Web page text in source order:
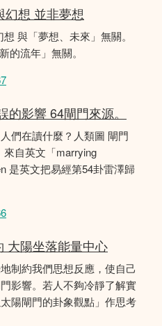
幻想 並非夢想
與「夢想、未來」無關。
的流年」無關。
的影響 64閘門來源。
們在讀什麼？人類圖 閘門
自英文「marrying
是英文把易經第54卦雷澤歸
大陽坐落能量中心
制約我們思想反應，使自己
影響。若人不夠冷靜了解實
陽閘門的卦象觀點」作思考